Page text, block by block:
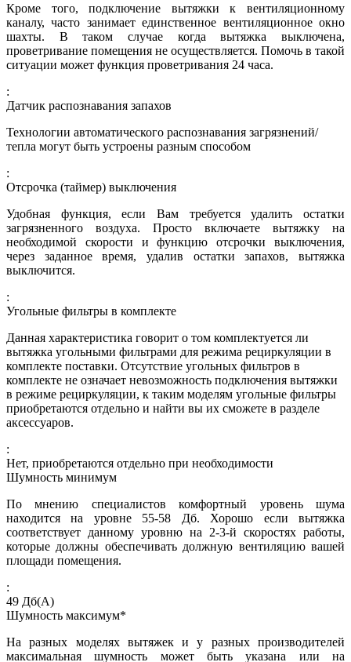
Кроме того, подключение вытяжки к вентиляционному
каналу, часто занимает единственное вентиляционное окно
шахты. В таком случае когда вытяжка выключена,
проветривание помещения не осуществляется. Помочь в такой
ситуации может функция проветривания 24 часа.
:
Датчик распознавания запахов
Технологии автоматического распознавания загрязнений/
тепла могут быть устроены разным способом
:
Отсрочка (таймер) выключения
Удобная функция, если Вам требуется удалить остатки
загрязненного воздуха. Просто включаете вытяжку на
необходимой скорости и функцию отсрочки выключения,
через заданное время, удалив остатки запахов, вытяжка
выключится.
:
Угольные фильтры в комплекте
Данная характеристика говорит о том комплектуется ли
вытяжка угольными фильтрами для режима рециркуляции в
комплекте поставки. Отсутствие угольных фильтров в
комплекте не означает невозможность подключения вытяжки
в режиме рециркуляции, к таким моделям угольные фильтры
приобретаются отдельно и найти вы их сможете в разделе
аксессуаров.
:
Нет, приобретаются отдельно при необходимости
Шумность минимум
По мнению специалистов комфортный уровень шума
находится на уровне 55-58 Дб. Хорошо если вытяжка
соответствует данному уровню на 2-3-й скоростях работы,
которые должны обеспечивать должную вентиляцию вашей
площади помещения.
:
49 Дб(А)
Шумность максимум*
На разных моделях вытяжек и у разных производителей
максимальная шумность может быть указана или на